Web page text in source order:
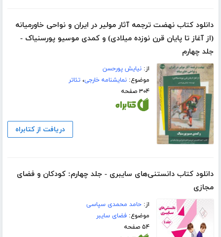
دانلود کتاب نهضت ترجمه آثار مولیر در ایران و نواحی خاورمیانه
(از آغاز تا پایان قرن نوزده میلادی) و کمدی موسیو پورسنیاک -
جلد چهارم
از:نیایش پورحسن
موضوع:نمایشنامه خارجی،تئاتر
۳۰۴ صفحه
دریافت از کتابراه
دانلود کتاب دانستنی‌های سایبری - جلد چهارم: کودکان و فضای
مجازی
از:حامد محمدی سپاسی
موضوع:فضای سایبر
۵۴ صفحه